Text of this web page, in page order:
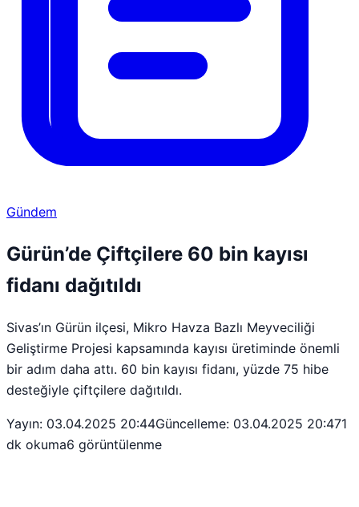
Gündem
Gürün’de Çiftçilere 60 bin kayısı
fidanı dağıtıldı
Sivas’ın Gürün ilçesi, Mikro Havza Bazlı Meyveciliği
Geliştirme Projesi kapsamında kayısı üretiminde önemli
bir adım daha attı. 60 bin kayısı fidanı, yüzde 75 hibe
desteğiyle çiftçilere dağıtıldı.
Yayın: 03.04.2025 20:44Güncelleme: 03.04.2025 20:471
dk okuma6 görüntülenme